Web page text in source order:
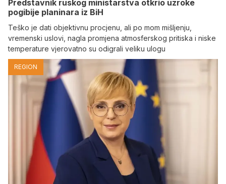
Predstavnik ruskog ministarstva otkrio uzroke
pogibije planinara iz BiH
Teško je dati objektivnu procjenu, ali po mom mišljenju,
vremenski uslovi, nagla promjena atmosferskog pritiska i niske
temperature vjerovatno su odigrali veliku ulogu
REGION